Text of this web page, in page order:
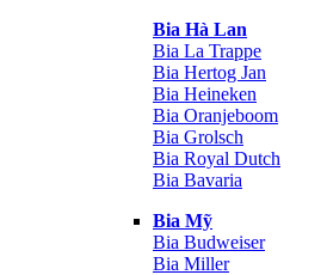
Bia Hà Lan
Bia La Trappe
Bia Hertog Jan
Bia Heineken
Bia Oranjeboom
Bia Grolsch
Bia Royal Dutch
Bia Bavaria
Bia Mỹ
Bia Budweiser
Bia Miller